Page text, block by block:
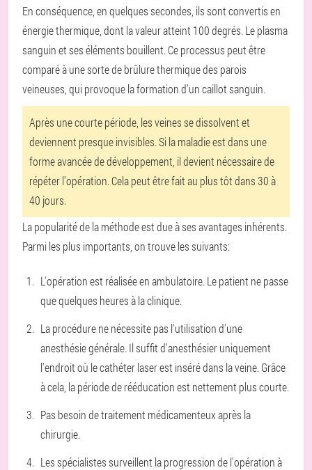
En conséquence, en quelques secondes, ils sont convertis en
énergie thermique, dont la valeur atteint 100 degrés. Le plasma
sanguin et ses éléments bouillent. Ce processus peut être
comparé à une sorte de brûlure thermique des parois
veineuses, qui provoque la formation d'un caillot sanguin.
Après une courte période, les veines se dissolvent et
deviennent presque invisibles. Si la maladie est dans une
forme avancée de développement, il devient nécessaire de
répéter l'opération. Cela peut être fait au plus tôt dans 30 à
40 jours.
La popularité de la méthode est due à ses avantages inhérents.
Parmi les plus importants, on trouve les suivants:
L'opération est réalisée en ambulatoire. Le patient ne passe
que quelques heures à la clinique.
La procédure ne nécessite pas l'utilisation d'une
anesthésie générale. Il suffit d'anesthésier uniquement
l'endroit où le cathéter laser est inséré dans la veine. Grâce
à cela, la période de rééducation est nettement plus courte.
Pas besoin de traitement médicamenteux après la
chirurgie.
Les spécialistes surveillent la progression de l'opération à